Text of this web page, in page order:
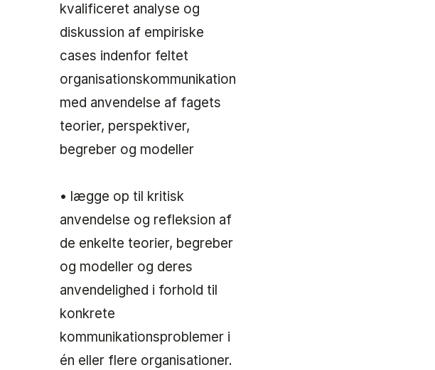
kvalificeret analyse og
diskussion af empiriske
cases indenfor feltet
organisationskommunikation
med anvendelse af fagets
teorier, perspektiver,
begreber og modeller
• lægge op til kritisk
anvendelse og refleksion af
de enkelte teorier, begreber
og modeller og deres
anvendelighed i forhold til
konkrete
kommunikationsproblemer i
én eller flere organisationer.